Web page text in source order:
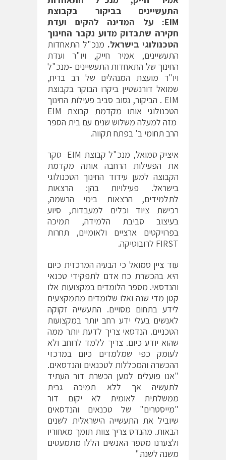
התעשיינים בביקור בקבוצת
EIM
: על המדינה להקים ועדת
חקירה שתבדוק מדוע נקבר החינוך
הטכנולוגי בישראל. מנכ"ל התאחדות
התעשיינים, אמיר חייק, ויו"ר ועדת
החינוך של התאחדות התעשיינים -מנכ"ל
ויו"ר מועצת המנהלים של רב בריח,
שמואל דורנשטיין ביקרו הבוקר בקבוצת
EIM . הביקור, נסוב סביב פעילות החינוך
הטכנולוגי אותו מקדמת קבוצת EIM
מזה למעלה משלוש שנים עם בית הספר
הרב תחומי ב' בפתח תקווה.
איציק סמואל, מנכ"ל קבוצת EIM סקר
את הפעילות הרחבה אותה מקדמת
הקבוצה למען עידוד החינוך הטכנולוגי
בישראל. פעילויות בהן: הרצאות
לתלמידים, הרצאות בימי הרשמה,
רכישת ציוד וכלים למעבדות, סיוע
בעיצוב סביבת הלמידה, תמיכה
בפרויקטים ארציים ולאומיים, תחרות
FIRST לרובוטיקה.
עוד ציין סמואל כי הבעיה המרכזית כיום
היא בהכשרת כח אדם לתפקידי טכנאי
והנדסאי. מספר הלומדים במקצועות אלו
קטן מדי שנה ואלו שלומדים מתמקצעים
לידע בתחום מסויים. התעשייה זקוקה
לאנשים בעלי ידע רחב יותר במקצועות
הטכניים. הנדסאי צריך לדעת יותר ממה
שהוא יודע כיום. צריך ללמד לרוחב ולא
לעומק כפי שמלמדים כיום במרכזי
ההכשרה והמכללות לטכנאים והנדסאים.
"אנו פועלים למען הכשרת דור העתיד
לתעשיה אך ללא תמיכה גבית
ממשלתית לאומית לא יקום דור
"מייסטרים" של טכנאים והנדסאים
שיוביל את התעשייה הישראלית לשנים
הבאות. מהנדס צריך צוות תומך מאחוריו
ולצערנו מספר האנשים הללו מתמעטים
משנה לשנה."